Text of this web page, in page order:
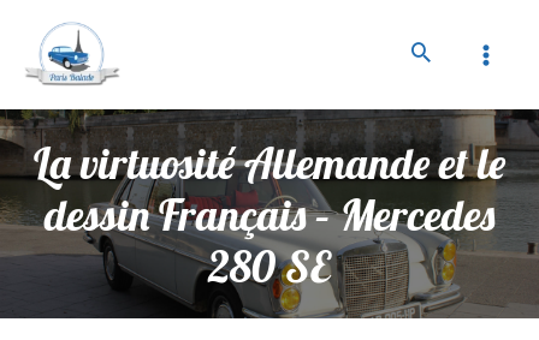
La virtuosité Allemande et le
dessin Français – Mercedes
280 SE